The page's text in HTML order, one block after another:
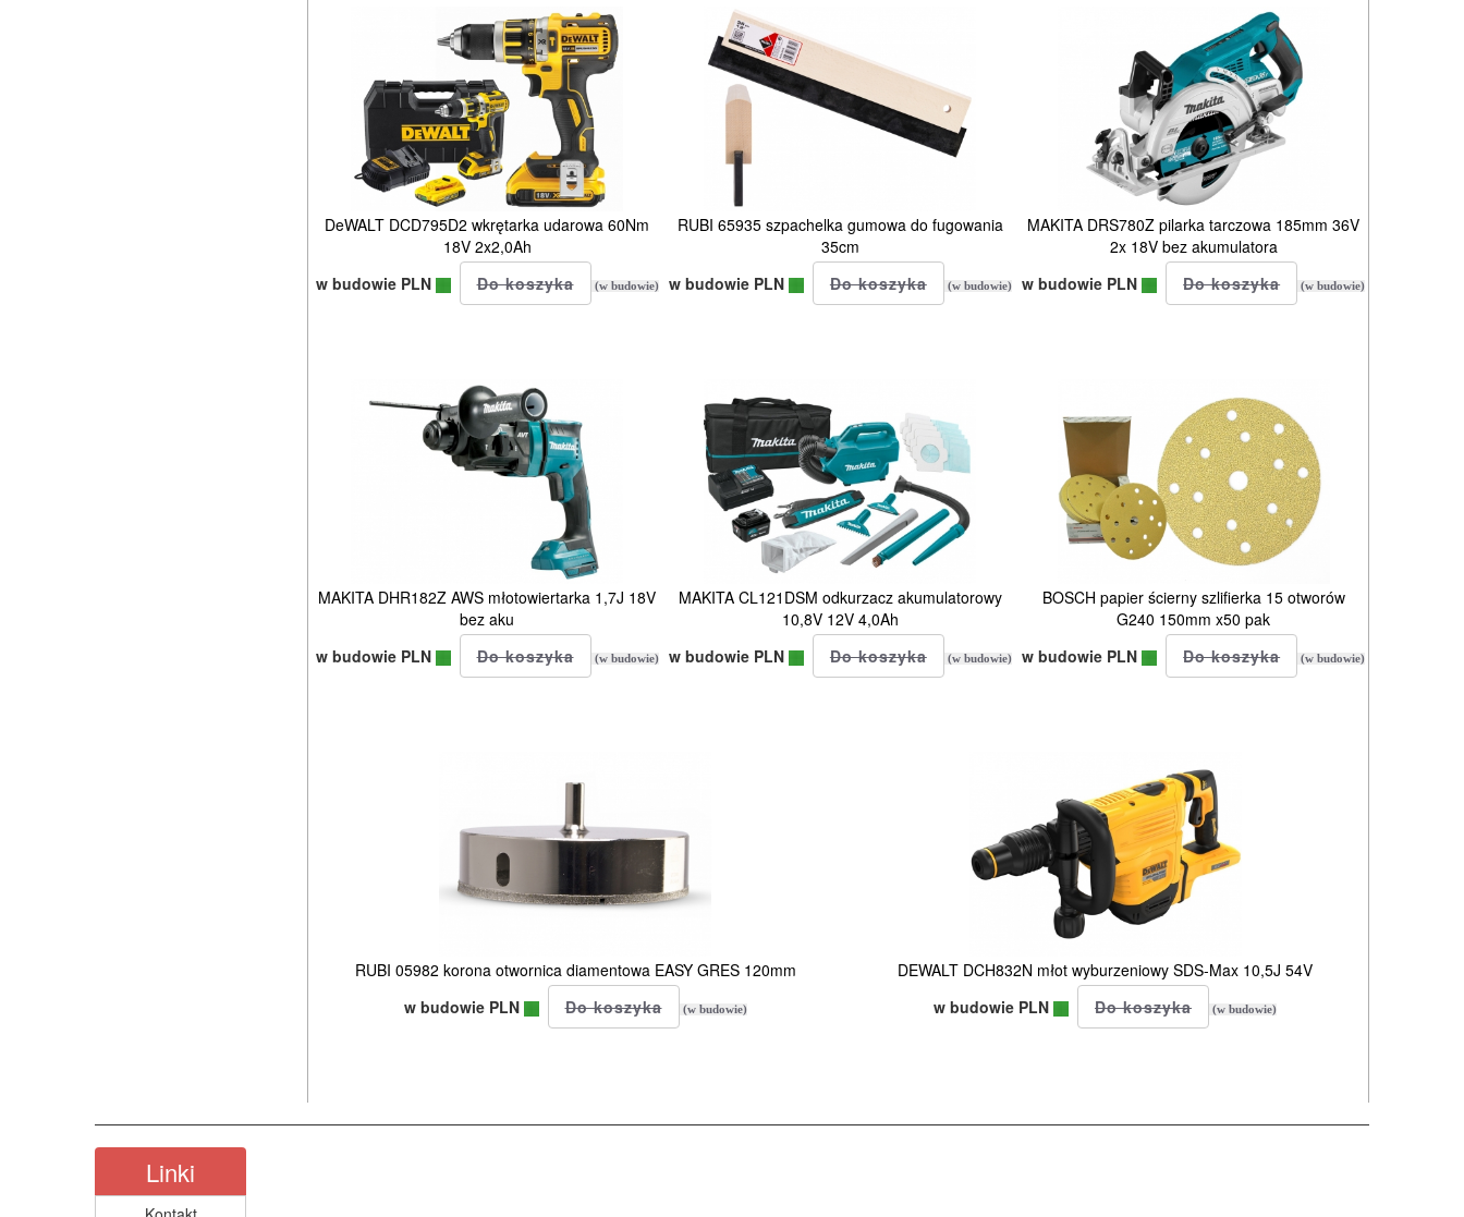
DeWALT DCD795D2 wkrętarka udarowa 60Nm
18V 2x2,0Ah
w budowie PLN
(w budowie)
RUBI 65935 szpachelka gumowa do fugowania
35cm
w budowie PLN
(w budowie)
MAKITA DRS780Z pilarka tarczowa 185mm 36V
2x 18V bez akumulatora
w budowie PLN
(w budowie)
MAKITA DHR182Z AWS młotowiertarka 1,7J 18V
bez aku
w budowie PLN
(w budowie)
MAKITA CL121DSM odkurzacz akumulatorowy
10,8V 12V 4,0Ah
w budowie PLN
(w budowie)
BOSCH papier ścierny szlifierka 15 otworów
G240 150mm x50 pak
w budowie PLN
(w budowie)
RUBI 05982 korona otwornica diamentowa EASY GRES 120mm
w budowie PLN
(w budowie)
DEWALT DCH832N młot wyburzeniowy SDS-Max 10,5J 54V
w budowie PLN
(w budowie)
Linki